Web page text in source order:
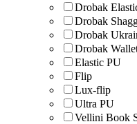
Drobak
Drobak
Drobak
Drobak
Elastic PU
Flip
Lux-flip
Ultra PU
Vellini Book